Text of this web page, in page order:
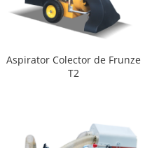
Aspirator Colector de Frunze
T2